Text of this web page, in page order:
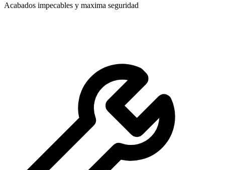
Acabados impecables y maxima seguridad